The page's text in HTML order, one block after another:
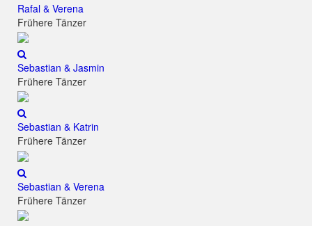
Rafal & Verena
Frühere Tänzer
Sebastian & Jasmin
Frühere Tänzer
Sebastian & Katrin
Frühere Tänzer
Sebastian & Verena
Frühere Tänzer